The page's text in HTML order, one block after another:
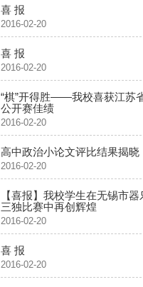
喜 报
2016-02-20
喜 报
2016-02-20
“棋”开得胜——我校喜获江苏
公开赛佳绩
2016-02-20
高中政治小论文评比结果揭晓
2016-02-20
【喜报】我校学生在无锡市
三独比赛中再创辉煌
2016-02-20
喜 报
2016-02-20